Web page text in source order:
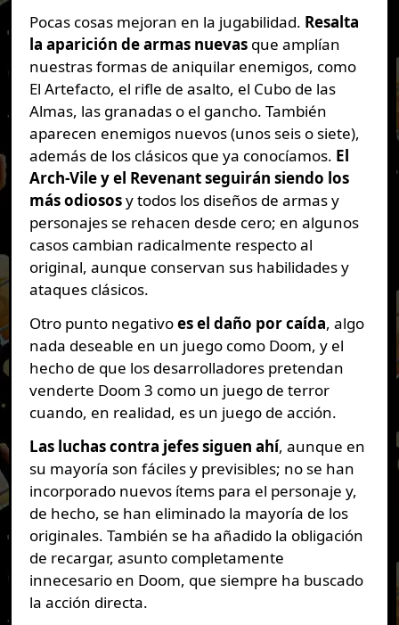
Pocas cosas mejoran en la jugabilidad. Resalta
la aparición de armas nuevasque amplían
nuestras formas de aniquilar enemigos, como
El Artefacto, el rifle de asalto, el Cubo de las
Almas, las granadas o el gancho. También
aparecen enemigos nuevos (unos seis o siete),
además de los clásicos que ya conocíamos. El
Arch-Vile y el Revenant seguirán siendo los
más odiososy todos los diseños de armas y
personajes se rehacen desde cero; en algunos
casos cambian radicalmente respecto al
original, aunque conservan sus habilidades y
ataques clásicos.
Otro punto negativoes el daño por caída, algo
nada deseable en un juego como Doom, y el
hecho de que los desarrolladores pretendan
venderte Doom 3 como un juego de terror
cuando, en realidad, es un juego de acción.
Las luchas contra jefes siguen ahí, aunque en
su mayoría son fáciles y previsibles; no se han
incorporado nuevos ítems para el personaje y,
de hecho, se han eliminado la mayoría de los
originales. También se ha añadido la obligación
de recargar, asunto completamente
innecesario en Doom, que siempre ha buscado
la acción directa.